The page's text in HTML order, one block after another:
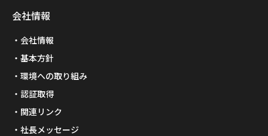
会社情報
会社情報
基本方針
環境への取り組み
認証取得
関連リンク
社長メッセージ